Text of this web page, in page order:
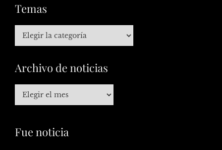
Temas
Archivo de noticias
Fue noticia